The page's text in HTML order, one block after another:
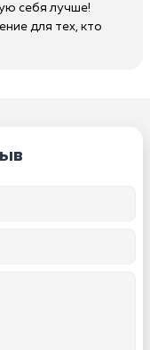
себя лучше!
для тех, кто